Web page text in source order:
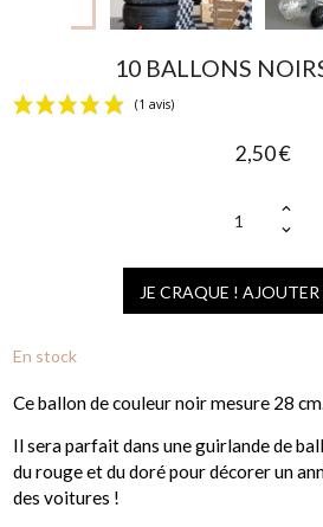
10 BALLONS
(1 avis)
2,50 €
JE CRAQUE !
En stock
Ce ballon de couleur noir mesure 28 cm.
Il sera parfait dans une guirlande de
du rouge et du doré pour décorer un
des voitures !